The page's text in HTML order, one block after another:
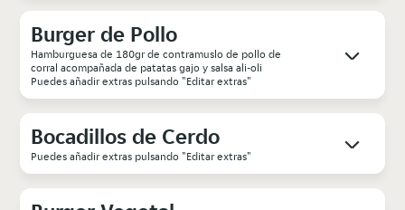
Burger de Pollo
Hamburguesa de 180gr de contramuslo de pollo de
corral acompañada de patatas gajo y salsa ali-oli
Puedes añadir extras pulsando "Editar extras"
Bocadillos de Cerdo
Puedes añadir extras pulsando "Editar extras"